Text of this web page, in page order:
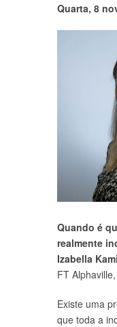
Quarta, 8
Quando é
realmente
Izabella
FT
Existe uma
que toda a